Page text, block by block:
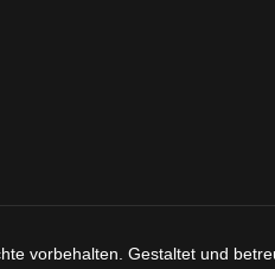
vorbehalten. Gestaltet und